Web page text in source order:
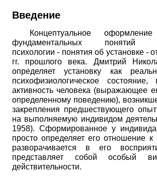
Введение
Концептуальное
фундаментальных понятий
психологии - понятия об установке -
гг. прошлого века. Дмитрий
определяет установку как
психофизиологическое состояние,
активность человека (выражающее
определенному поведению),
закрепления предшествующего
на выполняемую индивидом
1958). Сформированное у
просто определяет его отношение к
разворачивается в его
представляет собой особый
действительности.